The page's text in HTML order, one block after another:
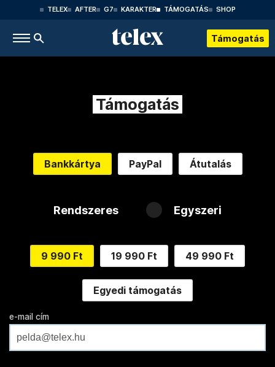
TELEX AFTER G7 KARAKTER TÁMOGATÁS SHOP
Támogatás
Támogatás
Bankkártya PayPal Átutalás
Rendszeres Egyszeri
9 990 Ft 19 990 Ft 49 990 Ft
Egyedi támogatás
e-mail cím